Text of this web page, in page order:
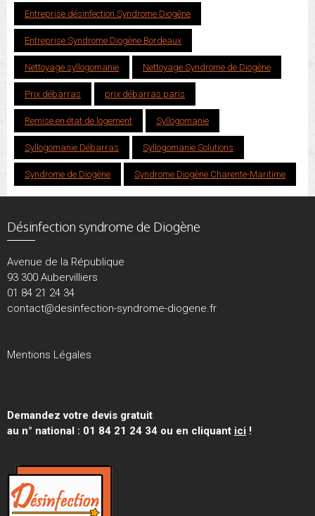
Entreprise désinfection Syndrome Diogène
Entreprise Syndrome Diogène Bordeaux
Nettoyage syllogomanie Nettoyage Syndrome de Diogène
Prix débarras prix débarras paris
Remise en état de logement Syllogomanie
Syllogomanie Débarras Syllogomanie Solutions
Syndrome de Diogène Syndrome Diogène Charente-Maritime
Désinfection syndrome de Diogène
Avenue de la République
93 300 Aubervilliers
01 84 21 24 34
contact@desinfection-syndrome-diogene.fr
Mentions Légales
Demandez votre devis gratuit
au n° national : 01 84 21 24 34 ou en cliquant ici !